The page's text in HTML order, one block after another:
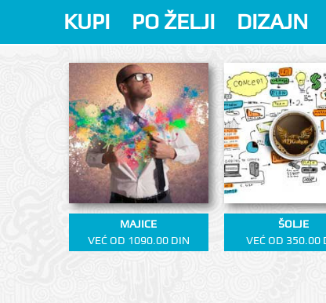
KUPI PO ŽELJI DIZAJN
MAJICE
VEĆ OD 1090.00 DIN
ŠOLJE
VEĆ OD 350.00